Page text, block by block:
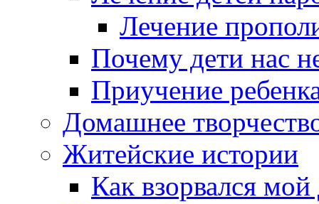
Лечение
Почему дети нас
Приучение
Домашнее
Житейские истории
Как взорвался